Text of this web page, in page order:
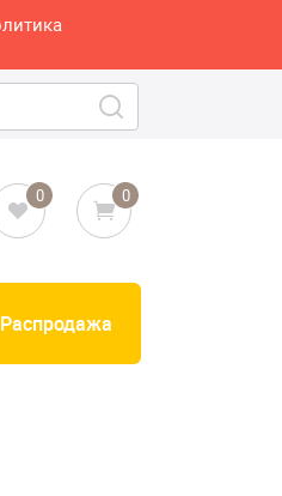
0 0
Распродажа